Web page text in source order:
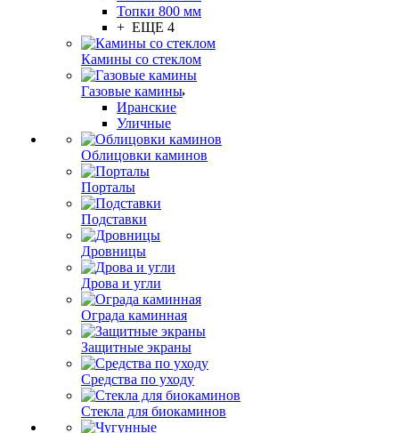
Топки 800 мм
+ ЕЩЕ 4
Камины со стеклом
Газовые камины
Иранские
Уличные
Облицовки каминов
Порталы
Подставки
Дровницы
Дрова и угли
Ограда каминная
Защитные экраны
Средства по уходу
Стекла для биокаминов